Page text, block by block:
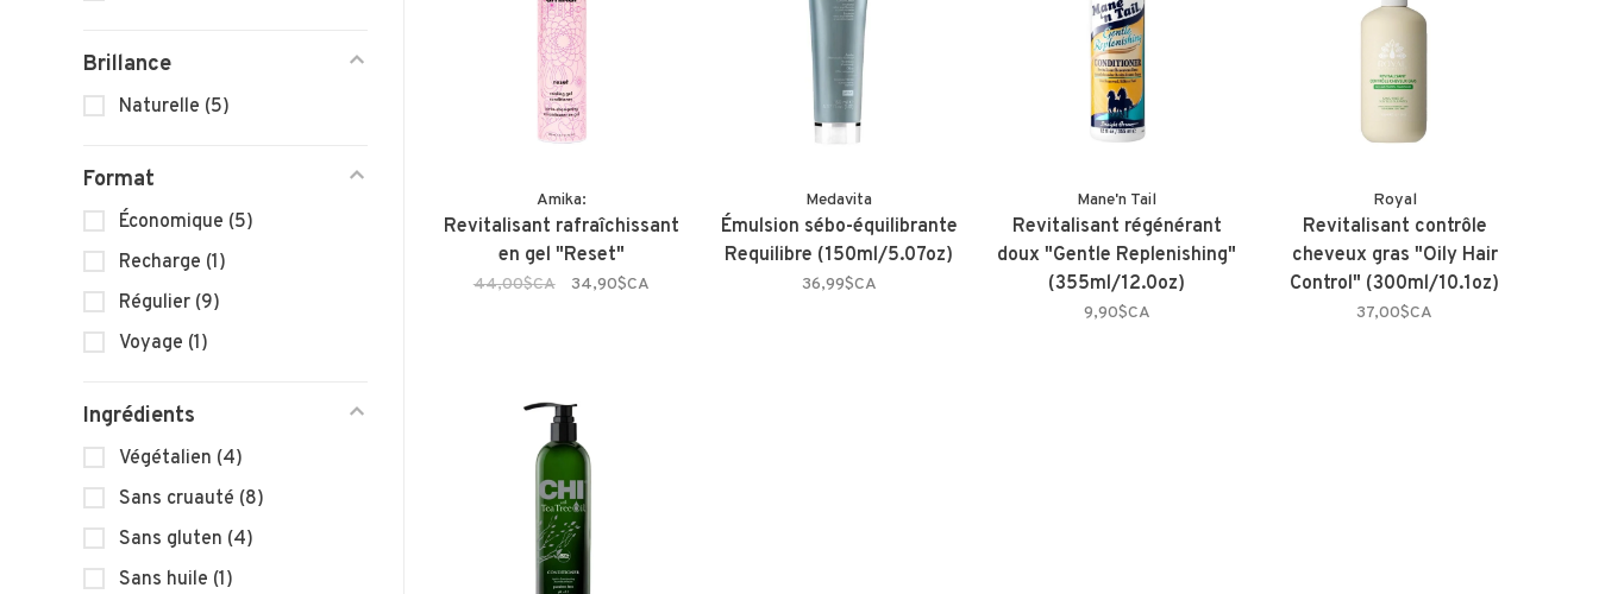
Brillance
Naturelle (5)
Format
Économique (5)
Recharge (1)
Régulier (9)
Voyage (1)
Ingrédients
Végétalien (4)
Sans cruauté (8)
Sans gluten (4)
Sans huile (1)
Amika:
Revitalisant rafraîchissant
en gel "Reset"
44,00$CA 34,90$CA
Medavita
Émulsion sébo-équilibrante
Requilibre (150ml/5.07oz)
36,99$CA
Mane'n Tail
Revitalisant régénérant
doux "Gentle Replenishing"
(355ml/12.0oz)
9,90$CA
Royal
Revitalisant contrôle
cheveux gras "Oily Hair
Control" (300ml/10.1oz)
37,00$CA